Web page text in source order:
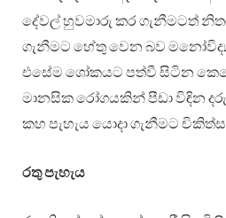
දේවල් හුවමාරු කර ගැනීමටත්
ගැනීමට හේතු වෙන බව
එසේම ශෝකයට පත්වී සිටින
මානසික රෝගයකින් පීඩා විඳින
කහ පැහැය යොදා ගැනීමට
රතුපැහැය